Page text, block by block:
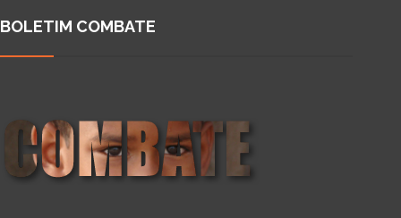
BOLETIM COMBATE